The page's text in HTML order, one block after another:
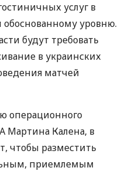
услуг в
уровню.
будут требовать
в украинских
матчей
операционного
Мартина Калена, в
чтобы разместить
приемлемым